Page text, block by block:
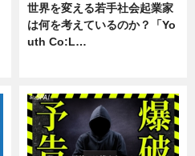
世界を変える若手社会起業家
は何を考えているのか？「Yo
uth Co:L…